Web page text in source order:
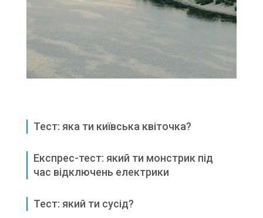
Тест: яка ти київська квіточка?
Експрес-тест: який ти монстрик під
час відключень електрики
Тест: який ти сусід?